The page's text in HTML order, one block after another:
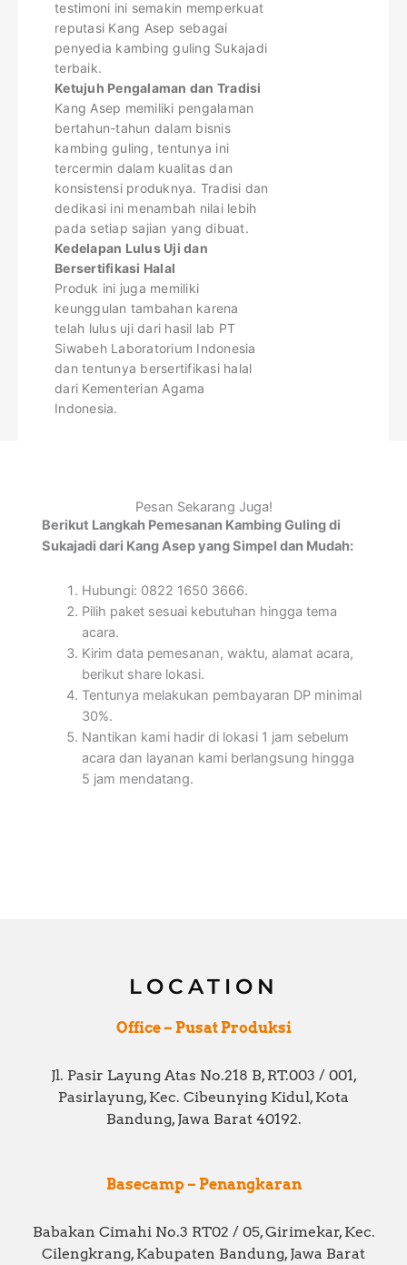
testimoni ini semakin memperkuat
reputasi Kang Asep sebagai
penyedia kambing guling Sukajadi
terbaik.
Ketujuh Pengalaman dan Tradisi
Kang Asep memiliki pengalaman
bertahun-tahun dalam bisnis
kambing guling, tentunya ini
tercermin dalam kualitas dan
konsistensi produknya. Tradisi dan
dedikasi ini menambah nilai lebih
pada setiap sajian yang dibuat.
Kedelapan Lulus Uji dan
Bersertifikasi Halal
Produk ini juga memiliki
keunggulan tambahan karena
telah lulus uji dari hasil lab PT
Siwabeh Laboratorium Indonesia
dan tentunya bersertifikasi halal
dari Kementerian Agama
Indonesia.
Pesan Sekarang Juga!
Berikut Langkah Pemesanan Kambing Guling di
Sukajadi dari Kang Asep yang Simpel dan Mudah:
Hubungi: 0822 1650 3666.
Pilih paket sesuai kebutuhan hingga tema
acara.
Kirim data pemesanan, waktu, alamat acara,
berikut share lokasi.
Tentunya melakukan pembayaran DP minimal
30%.
Nantikan kami hadir di lokasi 1 jam sebelum
acara dan layanan kami berlangsung hingga
5 jam mendatang.
LOCATION
Office – Pusat Produksi
Jl. Pasir Layung Atas No.218 B, RT.003 / 001,
Pasirlayung, Kec. Cibeunying Kidul, Kota
Bandung, Jawa Barat 40192.
Basecamp – Penangkaran
Babakan Cimahi No.3 RT02 / 05, Girimekar, Kec.
Cilengkrang, Kabupaten Bandung, Jawa Barat